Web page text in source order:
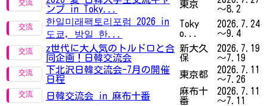
ンプ in Toky...
東京
～8.2
한일미래팩토리포럼 2026 in
도쿄, 방일 한...
Toky
o...
2026.7.24
～9.4
z世代に大人気のトルドロと合
同企画！日韓交流会
新大久
保
2026.7.19
～7.19
下北沢日韓交流会-7月の開催
日程
東京都
2026.7.11
～7.26
日韓交流会 in 麻布十番
麻布十
番
2026.7.11
～7.11